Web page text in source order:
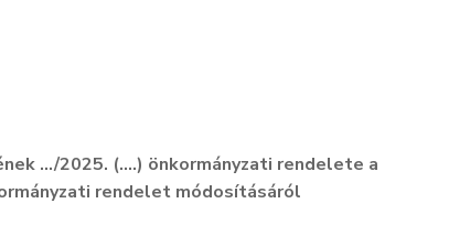
…/2025. (….) önkormányzati rendelete a
rendelet módosításáról